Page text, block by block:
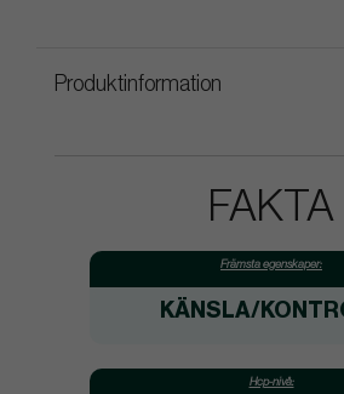
Produktinformation
FAKTA
Främsta egenskaper:
KÄNSLA/
Hcp-nivå: